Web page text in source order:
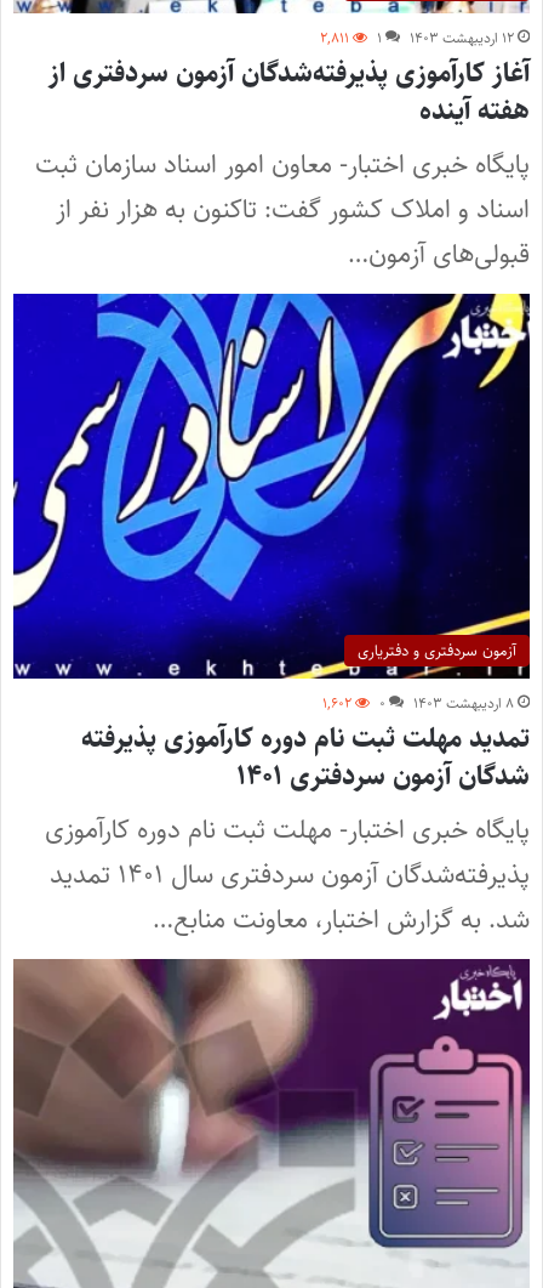
۱۲ اردیبهشت ۱۴۰۳ ۱ ۲,۸۱۱
آغاز کارآموزی پذیرفته‌شدگان آزمون سردفتری از
هفته آینده
پایگاه خبری اختبار- معاون امور اسناد سازمان ثبت
اسناد و املاک کشور گفت: تاکنون به هزار نفر از
قبولی‌های آزمون…
آزمون سردفتری و دفتریاری
۸ اردیبهشت ۱۴۰۳ ۰ ۱,۶۰۲
تمدید مهلت ثبت نام دوره کارآموزی پذیرفته
شدگان آزمون سردفتری ۱۴۰۱
پایگاه خبری اختبار- مهلت ثبت نام دوره کارآموزی
پذیرفته‌شدگان آزمون سردفتری سال ۱۴۰۱ تمدید
شد. به گزارش اختبار، معاونت منابع…